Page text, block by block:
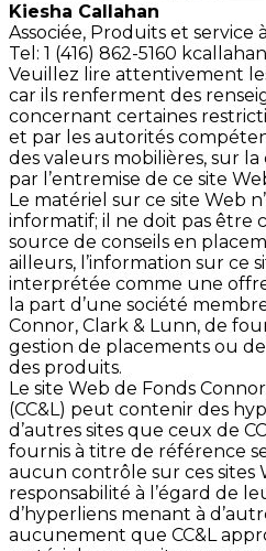
Kiesha Callahan
Associée, Produits et service
Tel: 1 (416) 862-5160
Veuillez lire attentivement
car ils renferment des
concernant certaines
et par les autorités
des valeurs mobilières, sur
par l’entremise de ce site
Le matériel sur ce site Web
informatif; il ne doit pas être
source de conseils en
ailleurs, l’information sur ce
interprétée comme une
la part d’une société
Connor, Clark & Lunn, de
gestion de placements ou
des produits.
Le site Web de Fonds
(CC&L) peut contenir des
d’autres sites que ceux de
fournis à titre de référence
aucun contrôle sur ces
responsabilité à l’égard de
d’hyperliens menant à
aucunement que CC&L